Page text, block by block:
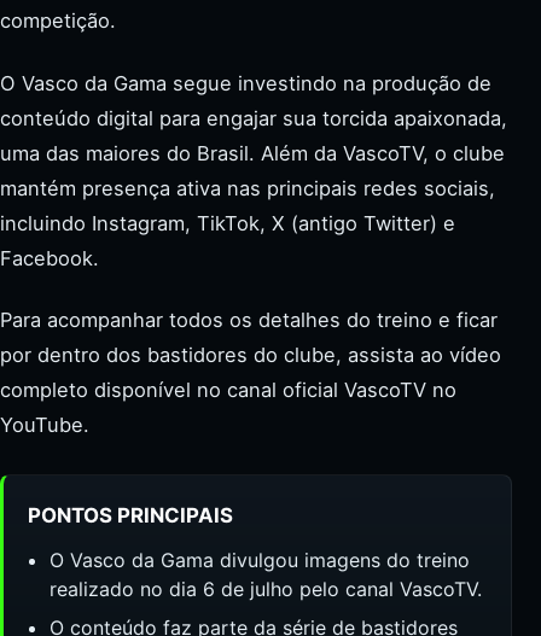
competição.
O Vasco da Gama segue investindo na produção de
conteúdo digital para engajar sua torcida apaixonada,
uma das maiores do Brasil. Além da VascoTV, o clube
mantém presença ativa nas principais redes sociais,
incluindo Instagram, TikTok, X (antigo Twitter) e
Facebook.
Para acompanhar todos os detalhes do treino e ficar
por dentro dos bastidores do clube, assista ao vídeo
completo disponível no canal oficial VascoTV no
YouTube.
PONTOS PRINCIPAIS
O Vasco da Gama divulgou imagens do treino
realizado no dia 6 de julho pelo canal VascoTV.
O conteúdo faz parte da série de bastidores